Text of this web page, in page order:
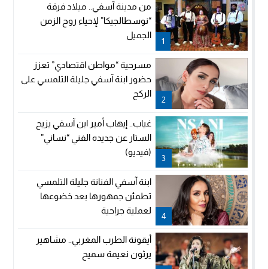
1
من مدينة آسفي.. ميلاد فرقة
“نوسطالجيكا” لإحياء روح الزمن
الجميل
2
مسرحية “مواطن اقتصادي” تعزز
حضور ابنة آسفي جليلة التلمسي على
الركح
3
غياب.. إيهاب أمير ابن آسفي يزيح
الستار عن جديده الفني “نساني”
(فيديو)
4
ابنة آسفي الفنانة جليلة التلمسي
تطمئن جمهورها بعد خضوعها
لعملية جراحية
أيقونة الطرب المغربي.. مشاهير
يرثون نعيمة سميح